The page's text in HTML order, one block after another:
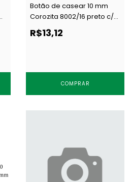
Botão de casear 10 mm
Corozita 8002/16 preto c/
144 un
R$13,12
COMPRAR